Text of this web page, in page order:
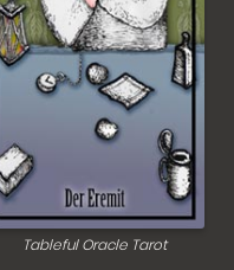
Tableful Oracle Tarot